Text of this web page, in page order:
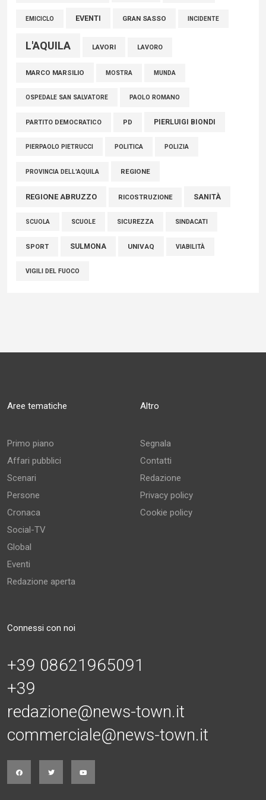
EMICICLO EVENTI GRAN SASSO INCIDENTE
L'AQUILA LAVORI LAVORO
MARCO MARSILIO MOSTRA MUNDA
OSPEDALE SAN SALVATORE PAOLO ROMANO
PARTITO DEMOCRATICO PD PIERLUIGI BIONDI
PIERPAOLO PIETRUCCI POLITICA POLIZIA
PROVINCIA DELL'AQUILA REGIONE
REGIONE ABRUZZO RICOSTRUZIONE SANITÀ
SCUOLA SCUOLE SICUREZZA SINDACATI
SPORT SULMONA UNIVAQ VIABILITÀ
VIGILI DEL FUOCO
Aree tematiche
Primo piano
Affari pubblici
Scenari
Persone
Cronaca
Social-TV
Global
Eventi
Redazione aperta
Altro
Segnala
Contatti
Redazione
Privacy policy
Cookie policy
Connessi con noi
+39 08621965091
+39
redazione@news-town.it
commerciale@news-town.it